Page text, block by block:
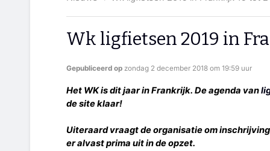
RSS
Wk ligfietsen 2019 in
Gepubliceerd op zondag 2 december 2018 om 19:59 uur
Het WK is dit jaar in Frankrijk. De agenda van
de site klaar!
Uiteraard vraagt de organisatie om
er alvast prima uit in de opzet.